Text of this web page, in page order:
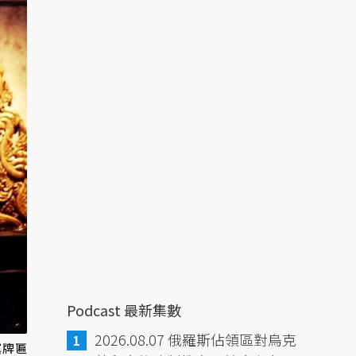
匾
Podcast 最新集數
2026.08.07 俄羅斯佔領區對烏克